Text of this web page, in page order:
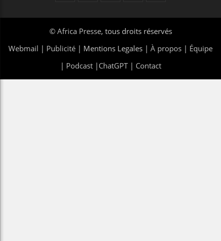
© Africa Presse, tous droits réservés
Webmail | Publicité | Mentions Legales | À propos | Équipe
| Podcast| ChatGPT| Contact